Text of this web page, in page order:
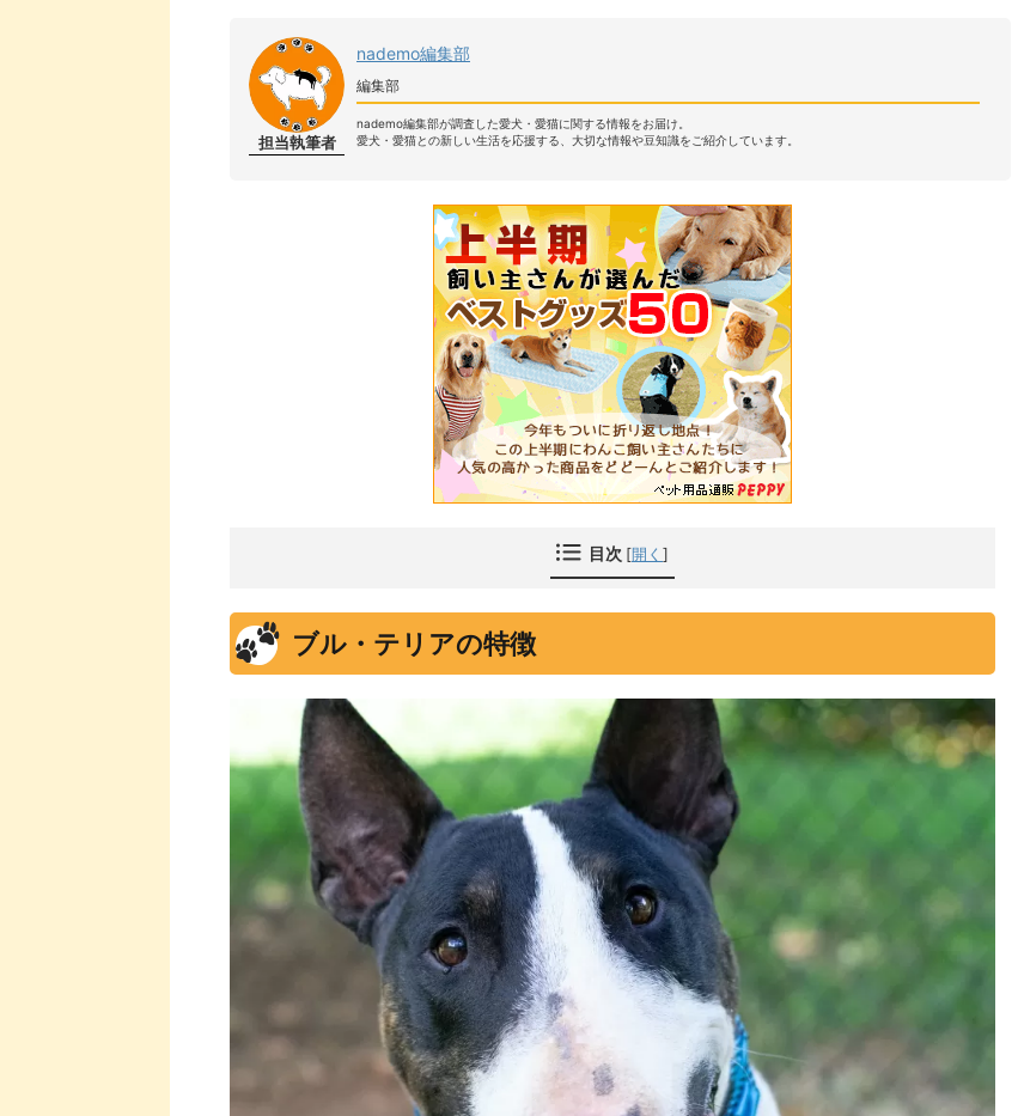
担当執筆者
nademo編集部
編集部
nademo編集部が調査した愛犬・愛猫に関する情報をお届け。
愛犬・愛猫との新しい生活を応援する、大切な情報や豆知識をご紹介しています。
目次 [開く ]
ブル・テリアの特徴